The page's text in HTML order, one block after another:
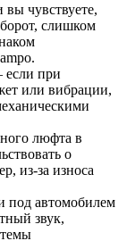
вы чувствуете,
слишком
если при
или вибрации,
люфта в
о
из-за износа
под автомобилем
звук,